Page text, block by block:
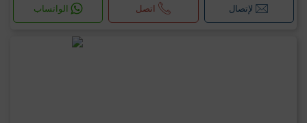
لإتصال اتصل الواتساب